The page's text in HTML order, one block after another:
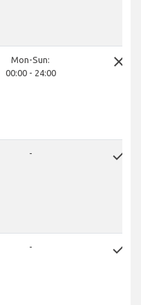
Mon-Sun:
00:00 - 24:00
close
- done
- done